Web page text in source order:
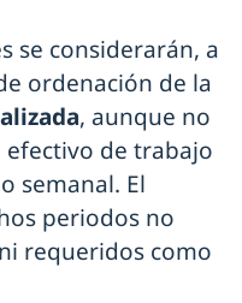
se considerarán, a
ordenación de la
, aunque no
de trabajo
semanal. El
periodos no
requeridos como